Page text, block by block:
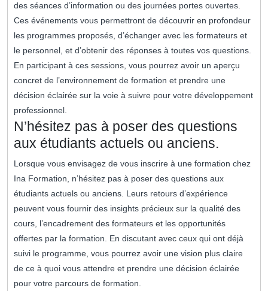
des séances d’information ou des journées portes ouvertes.
Ces événements vous permettront de découvrir en profondeur
les programmes proposés, d’échanger avec les formateurs et
le personnel, et d’obtenir des réponses à toutes vos questions.
En participant à ces sessions, vous pourrez avoir un aperçu
concret de l’environnement de formation et prendre une
décision éclairée sur la voie à suivre pour votre développement
professionnel.
N’hésitez pas à poser des questions
aux étudiants actuels ou anciens.
Lorsque vous envisagez de vous inscrire à une formation chez
Ina Formation, n’hésitez pas à poser des questions aux
étudiants actuels ou anciens. Leurs retours d’expérience
peuvent vous fournir des insights précieux sur la qualité des
cours, l’encadrement des formateurs et les opportunités
offertes par la formation. En discutant avec ceux qui ont déjà
suivi le programme, vous pourrez avoir une vision plus claire
de ce à quoi vous attendre et prendre une décision éclairée
pour votre parcours de formation.